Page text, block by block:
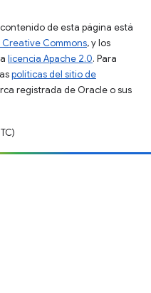
de esta página está
Commons, y los
licencia Apache 2.0. Para
políticas del sitio de
registrada de Oracle o sus